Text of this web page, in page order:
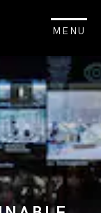
MENU